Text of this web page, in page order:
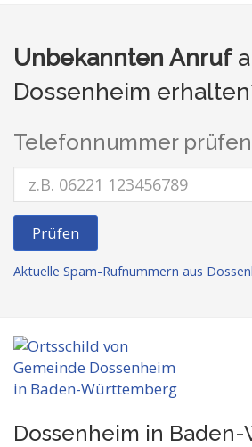
Unbekannten Anruf
Dossenheim
Telefonnummer prüfen
Prüfen
Aktuelle Spam-Rufnummern aus
Dossenheim in